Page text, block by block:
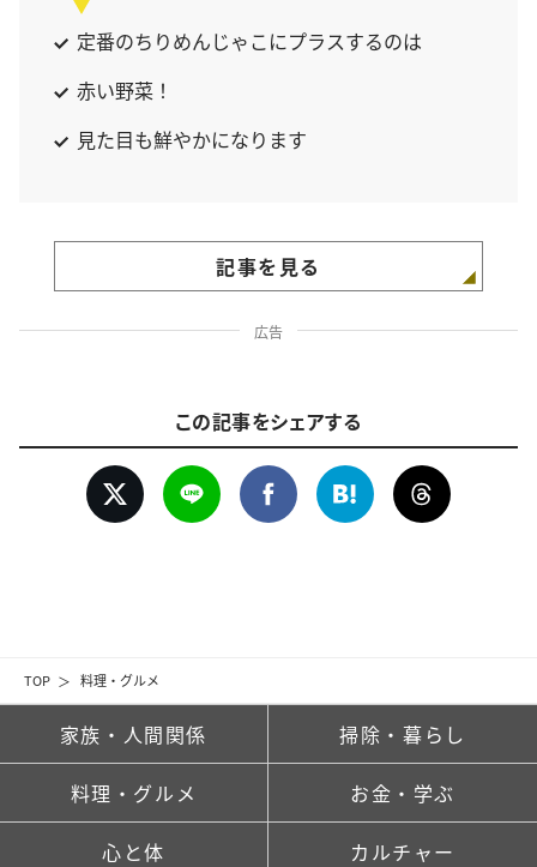
TOP 料理・グルメ
定番のちりめんじゃこにプラスするのは
赤い野菜！
見た目も鮮やかになります
記事を見る
広告
この記事をシェアする
家族・人間関係 掃除・暮らし
料理・グルメ お金・学ぶ
心と体 カルチャー